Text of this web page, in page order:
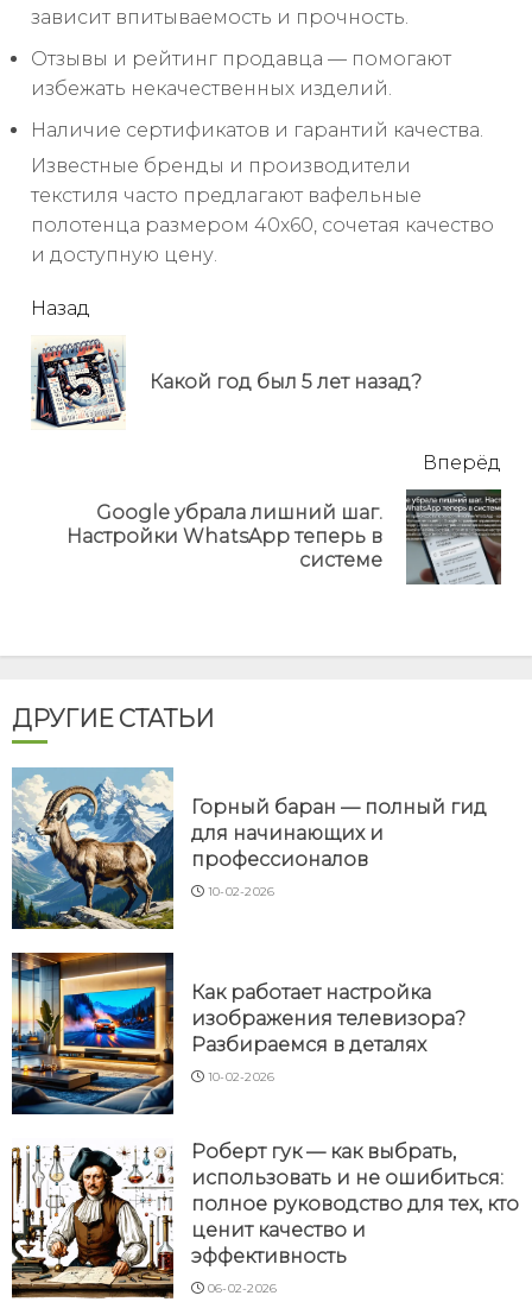
зависит впитываемость и прочность.
Отзывы и рейтинг продавца — помогают
избежать некачественных изделий.
Наличие сертификатов и гарантий качества.
Известные бренды и производители
текстиля часто предлагают вафельные
полотенца размером 40x60, сочетая качество
и доступную цену.
читать
еще
Назад
Какой год был 5 лет назад?
Вперёд
Next
Google убрала лишний шаг.
Настройки WhatsApp теперь в
системе
ДРУГИЕ СТАТЬИ
Горный баран — полный гид
для начинающих и
профессионалов
10-02-2026
Как работает настройка
изображения телевизора?
Разбираемся в деталях
10-02-2026
Роберт гук — как выбрать,
использовать и не ошибиться:
полное руководство для тех, кто
ценит качество и
эффективность
06-02-2026